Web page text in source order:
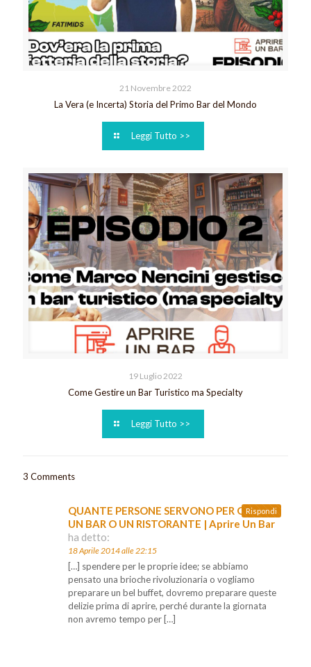
21 Novembre 2022
La Vera (e Incerta) Storia del Primo Bar del Mondo
Leggi Tutto >>
19 Luglio 2022
Come Gestire un Bar Turistico ma Specialty
Leggi Tutto >>
3 Comments
QUANTE PERSONE SERVONO PER GESTIRE
UN BAR O UN RISTORANTE | Aprire Un Bar
ha detto:
18 Aprile 2014 alle 22:15
[…] spendere per le proprie idee; se abbiamo
pensato una brioche rivoluzionaria o vogliamo
preparare un bel buffet, dovremo preparare queste
delizie prima di aprire, perché durante la giornata
non avremo tempo per […]
Rispondi